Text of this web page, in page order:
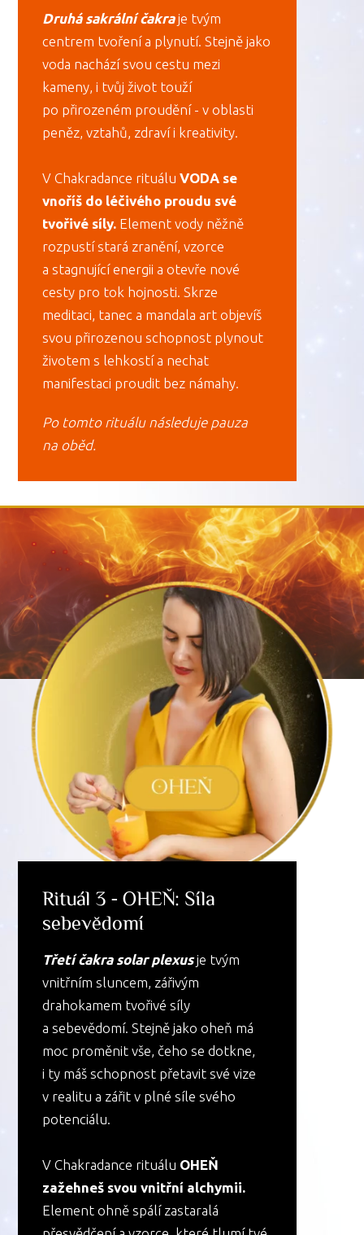
Druhá sakrální čakraje tvým
centrem tvoření a plynutí. Stejně jako
voda nachází svou cestu mezi
kameny, i tvůj život touží
po přirozeném proudění - v oblasti
peněz, vztahů, zdraví i kreativity.
V Chakradance rituáluVODA se
vnoříš do léčivého proudu své
tvořivé síly. Element vody něžně
rozpustí stará zranění, vzorce
a stagnující energii a otevře nové
cesty pro tok hojnosti. Skrze
meditaci, tanec a mandala art objevíš
svou přirozenou schopnost plynout
životem s lehkostí a nechat
manifestaci proudit bez námahy.
Po tomto rituálu následuje pauza
na oběd.
Rituál 3 - OHEŇ: Síla
sebevědomí
Třetí čakra solar plexusje tvým
vnitřním sluncem, zářivým
drahokamem tvořivé síly
a sebevědomí. Stejně jako oheň má
moc proměnit vše, čeho se dotkne,
i ty máš schopnost přetavit své vize
v realitu a zářit v plné síle svého
potenciálu.
V Chakradance rituálu OHEŇ
zažehneš svou vnitřní alchymii.
Element ohně spálí zastaralá